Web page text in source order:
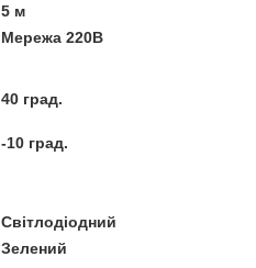
5 м
Мережа 220В
40 град.
-10 град.
Світлодіодний
Зелений